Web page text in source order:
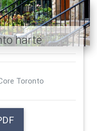
hartë
Toronto